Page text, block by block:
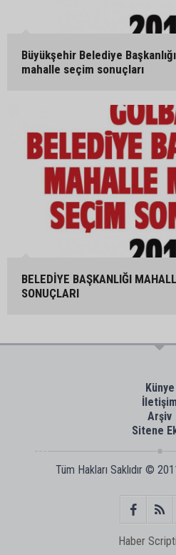
Büyükşehir Belediye
mahalle seçim sonuçları
BELEDİYE BAŞKANLIĞI
SONUÇLARI
Künye
Arşiv
Sitene
Tüm Hakları Saklıdır ©
Haber Scripti